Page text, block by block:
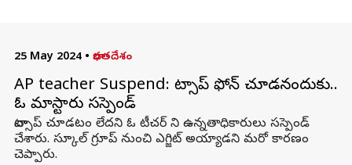
25 May 2024 • భారతదేశం
AP teacher Suspend: వాట్సాప్ ఫోన్ చూడనందుకు..
ఓ మాస్టారు సస్పెండ్
వాట్సాప్ చూడటం లేదని ఓ టీచర్ ని ఉన్నతాధికారులు సస్పెండ్
చేశారు. స్కూల్ గ్రూప్ నుంచి ఎగ్జిట్ అయ్యాడని మరో కారణం
చెప్పారు.